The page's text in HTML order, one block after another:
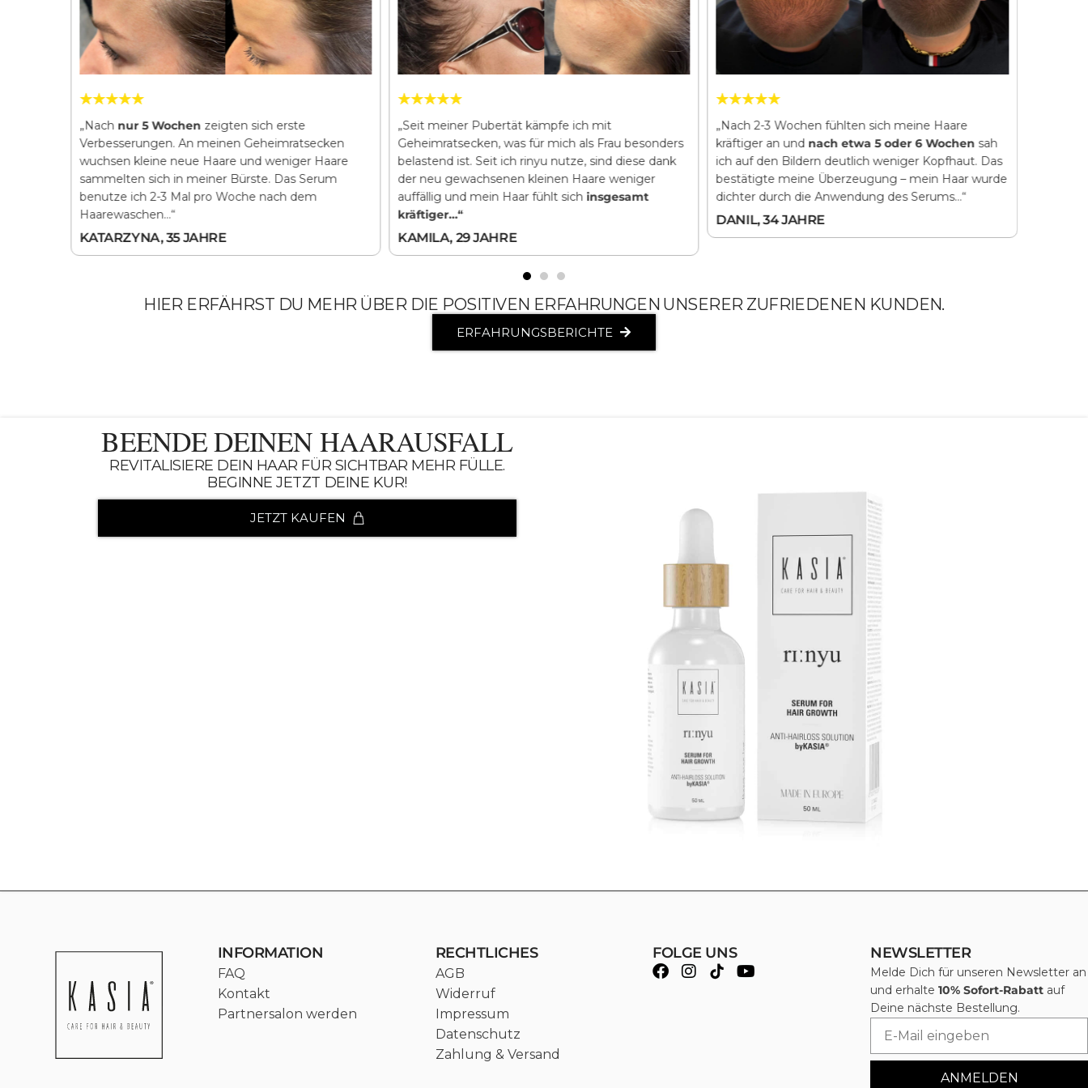
„Nach nur 5 Wochenzeigten sich erste
Verbesserungen. An meinen Geheimratsecken
wuchsen kleine neue Haare und weniger Haare
sammelten sich in meiner Bürste. Das Serum
benutze ich 2-3 Mal pro Woche nach dem
Haarewaschen…“
KATARZYNA, 35 JAHRE
„Seit meiner Pubertät kämpfe ich mit
Geheimratsecken, was für mich als Frau besonders
belastend ist. Seit ich rinyu nutze, sind diese dank
der neu gewachsenen kleinen Haare weniger
auffällig und mein Haar fühlt sich insgesamt
kräftiger…“
KAMILA, 29 JAHRE
„Nach 2-3 Wochen fühlten sich meine Haare
kräftiger an und nach etwa 5 oder 6 Wochen sah
ich auf den Bildern deutlich weniger Kopfhaut. Das
bestätigte meine Überzeugung – mein Haar wurde
dichter durch die Anwendung des Serums…“
DANIL, 34 JAHRE
HIER ERFÄHRST DU MEHR ÜBER DIE POSITIVEN ERFAHRUNGEN UNSERER ZUFRIEDENEN KUNDEN.
ERFAHRUNGSBERICHTE
BEENDE DEINEN HAARAUSFALL
REVITALISIERE DEIN HAAR FÜR SICHTBAR MEHR FÜLLE.
BEGINNE JETZT DEINE KUR!
JETZT KAUFEN
INFORMATION
FAQ
Kontakt
Partnersalon werden
RECHTLICHES
AGB
Widerruf
Impressum
Datenschutz
Zahlung & Versand
FOLGE UNS NEWSLETTER
Melde Dich für unseren Newsletter an
und erhalte10% Sofort-Rabatt auf
Deine nächste Bestellung.
ANMELDEN